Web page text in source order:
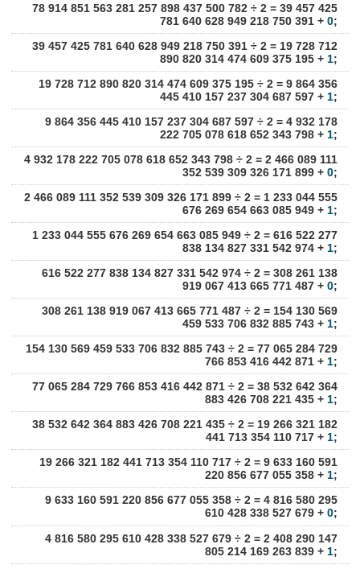
78 914 851 563 281 257 898 437 500 782 ÷ 2 = 39 457 425
781 640 628 949 218 750 391 + 0;
39 457 425 781 640 628 949 218 750 391 ÷ 2 = 19 728 712
890 820 314 474 609 375 195 + 1;
19 728 712 890 820 314 474 609 375 195 ÷ 2 = 9 864 356
445 410 157 237 304 687 597 + 1;
9 864 356 445 410 157 237 304 687 597 ÷ 2 = 4 932 178
222 705 078 618 652 343 798 + 1;
4 932 178 222 705 078 618 652 343 798 ÷ 2 = 2 466 089 111
352 539 309 326 171 899 + 0;
2 466 089 111 352 539 309 326 171 899 ÷ 2 = 1 233 044 555
676 269 654 663 085 949 + 1;
1 233 044 555 676 269 654 663 085 949 ÷ 2 = 616 522 277
838 134 827 331 542 974 + 1;
616 522 277 838 134 827 331 542 974 ÷ 2 = 308 261 138
919 067 413 665 771 487 + 0;
308 261 138 919 067 413 665 771 487 ÷ 2 = 154 130 569
459 533 706 832 885 743 + 1;
154 130 569 459 533 706 832 885 743 ÷ 2 = 77 065 284 729
766 853 416 442 871 + 1;
77 065 284 729 766 853 416 442 871 ÷ 2 = 38 532 642 364
883 426 708 221 435 + 1;
38 532 642 364 883 426 708 221 435 ÷ 2 = 19 266 321 182
441 713 354 110 717 + 1;
19 266 321 182 441 713 354 110 717 ÷ 2 = 9 633 160 591
220 856 677 055 358 + 1;
9 633 160 591 220 856 677 055 358 ÷ 2 = 4 816 580 295
610 428 338 527 679 + 0;
4 816 580 295 610 428 338 527 679 ÷ 2 = 2 408 290 147
805 214 169 263 839 + 1;